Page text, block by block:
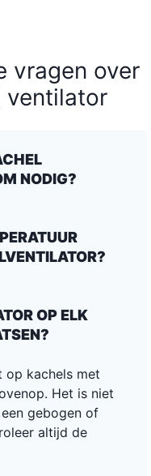
vragen over
ventilator
NODIG?
OP ELK
op kachels met
Het is niet
gebogen of
altijd de